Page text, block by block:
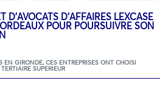
D’AVOCATS D’AFFAIRES LEXCASE
POUR POURSUIVRE SON
EN GIRONDE, CES ENTREPRISES ONT CHOISI
TERTIAIRE SUPERIEUR